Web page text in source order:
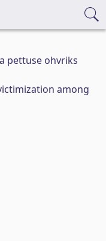
pettuse ohvriks
among